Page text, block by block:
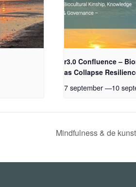
r3.0 Confluence –
as Collapse
7 september—10
Mindfulness & de